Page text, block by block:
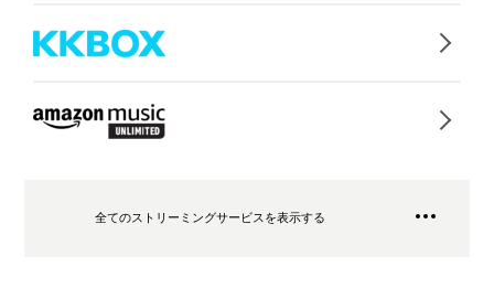
全てのストリーミングサービスを表示する